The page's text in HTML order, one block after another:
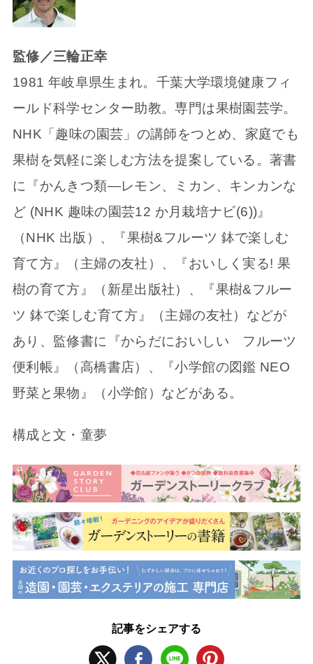
監修／三輪正幸
1981 年岐阜県生まれ。千葉大学環境健康フィ
ールド科学センター助教。専門は果樹園芸学。
NHK「趣味の園芸」の講師をつとめ、家庭でも
果樹を気軽に楽しむ方法を提案している。著書
に『かんきつ類―レモン、ミカン、キンカンな
ど (NHK 趣味の園芸12 か月栽培ナビ(6))』
（NHK 出版）、『果樹&フルーツ 鉢で楽しむ
育て方』（主婦の友社）、『おいしく実る! 果
樹の育て方』（新星出版社）、『果樹&フルー
ツ 鉢で楽しむ育て方』（主婦の友社）などが
あり、監修書に『からだにおいしい フルーツ
便利帳』（高橋書店）、『小学館の図鑑 NEO
野菜と果物』（小学館）などがある。
構成と文・童夢
記事をシェアする